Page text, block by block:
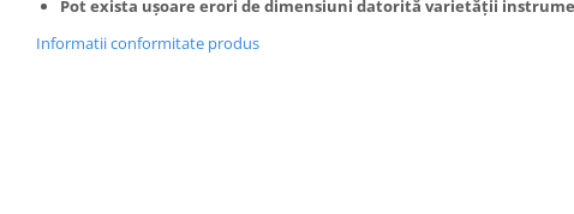
Pot exista ușoare erori de dimensiuni datorită varietății
Informatii conformitate produs